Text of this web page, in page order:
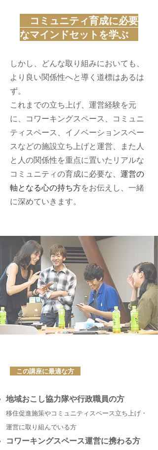
コミュニティ育成に必要
なマインドセットを学ぶ
しかし、どんな取り組みにおいても、
より良い関係性へと導く道標はあるは
ず。
これまでの立ち上げ、運営経験を元
に、コワーキングスペース、コミュニ
ティスペース、イノベーションスペー
スなどの施設立ち上げと運営、また人
と人の関係性を重点に置いたリアルな
コミュニティの育成に必要な、 運営の
軸となる心の持ち方をお伝えし、一緒
に深めていきます。
この講座に最適な方
地域おこし協力隊や行政職員の方
移住促進施策やコミュニティスペース立ち上げ・
運営に取り組んでいる方
コワーキングスペース運営に携わる方